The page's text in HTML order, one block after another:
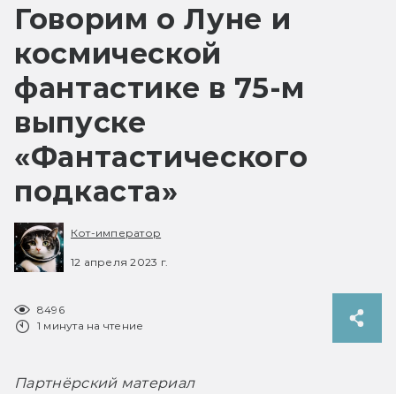
Говорим о Луне и
космической
фантастике в 75-м
выпуске
«Фантастического
подкаста»
Кот-император
12 апреля 2023 г.
8496
1 минута на чтение
Партнёрский материал